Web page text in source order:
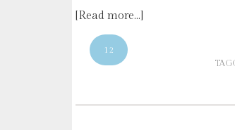
[Read more…]
12